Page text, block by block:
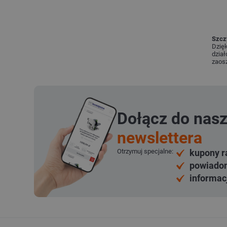
Dołącz do
newslettera
Otrzymuj specjalne:
kupony